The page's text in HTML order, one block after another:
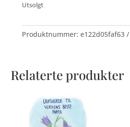
Utsolgt
Produktnummer: e122d05faf63
Relaterte produkter